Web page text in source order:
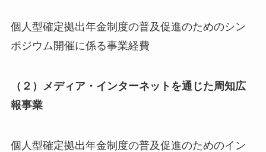
個人型確定拠出年金制度の普及促進のためのシン
ポジウム開催に係る事業経費
（２）メディア・インターネットを通じた周知広
報事業
個人型確定拠出年金制度の普及促進のためのイン